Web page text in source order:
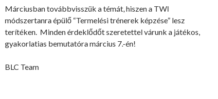
Márciusban továbbvisszük a témát, hiszen a TWI
módszertanra épülő “Termelési trénerek képzése” lesz
terítéken. Minden érdeklődőt szeretettel várunk a játékos,
gyakorlatias bemutatóra március 7.-én!
BLC Team